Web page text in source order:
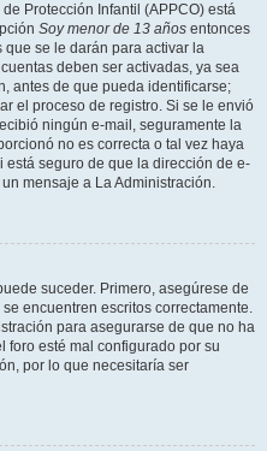
Protección Infantil (APPCO) está
Soy menor de 13 años entonces
se le darán para activar la
deben ser activadas, ya sea
antes de que pueda identificarse;
el proceso de registro. Si se le envió
ningún e-mail, seguramente la
no es correcta o tal vez haya
está seguro de que la dirección de e-
mensaje a La Administración.
suceder. Primero, asegúrese de
encuentren escritos correctamente.
para asegurarse de que no ha
foro esté mal configurado por su
por lo que necesitaría ser